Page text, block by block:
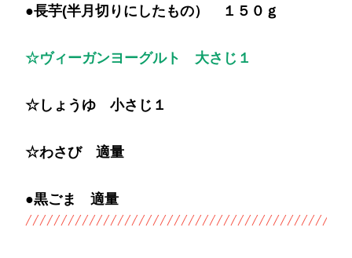
●長芋(半月切りにしたもの） １５０ｇ
☆ヴィーガンヨーグルト 大さじ１
☆しょうゆ 小さじ１
☆わさび 適量
●黒ごま 適量